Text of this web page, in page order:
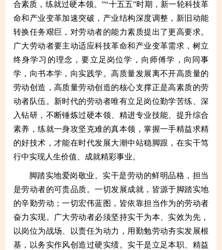
合素质，练就过硬本领。”“十五五”时期，新一轮科技革
命和产业变革加速突破，产业结构深度调整，新旧动能
转换任务艰巨，对劳动者的能力素质提出了更高要求。
广大劳动者要主动适应科技革命和产业变革需求，树立
终身学习的理念，要立足岗位学，向师傅学，向同事
学，向书本学，向实践学。高质量发展离不开高质量的
劳动创造，高质量劳动创造的核心支撑正是高素质的劳
动者队伍。新时代的劳动者唯有立足岗位勤学苦练、深
入钻研，不断锤炼过硬本领、精进专业技能、提升综合
素养，练就一身攻坚克难的真本领，掌握一手精益求精
的好技术，才能在时代发展大潮中站稳脚跟，在实干笃
行中实现人生价值、成就精彩事业。
脚踏实地爱岗敬业。实干是劳动的鲜明品格，担当
是劳动者的可贵品质。一切发展成就，皆源于脚踏实地
的辛勤劳动；一切宏伟蓝图，皆依靠担当作为的劳动者
奋力实现。广大劳动者必须坚持实干为本、实效为先，
以岗位为战场、以责任为动力，用勤勉劳动夯实发展根
基，以务实作风创造过硬实绩。实干是立足本职、精益